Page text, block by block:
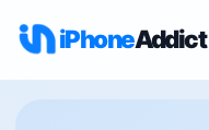
iPhoneAddict